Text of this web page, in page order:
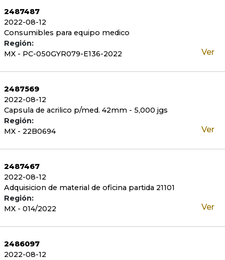
2487487
2022-08-12
Consumibles para equipo medico
Región:
MX - PC-050GYR079-E136-2022
Ver
2487569
2022-08-12
Capsula de acrilico p/med. 42mm - 5,000 jgs
Región:
MX - 22B0694
Ver
2487467
2022-08-12
Adquisicion de material de oficina partida 21101
Región:
MX - 014/2022
Ver
2486097
2022-08-12